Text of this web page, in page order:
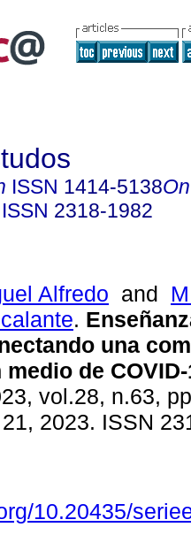
ISSN 1414-5138
ISSN 2318-1982
Alfredo and
.
una
de
vol.28, n.63,
2023. ISSN
10.20435/